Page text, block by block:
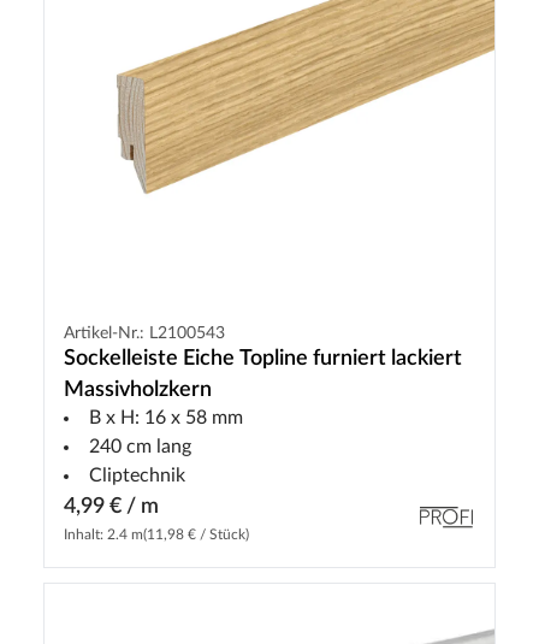
Artikel-Nr.: L2100543
Sockelleiste Eiche Topline furniert lackiert
Massivholzkern
B x H: 16 x 58 mm
240 cm lang
Cliptechnik
4,99 € / m
Inhalt: 2.4 m(11,98 € / Stück)